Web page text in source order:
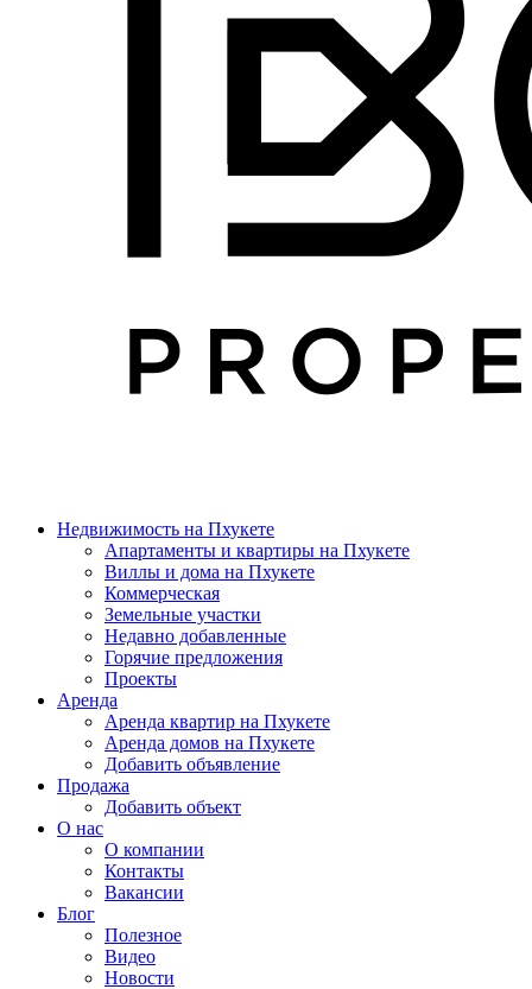
Недвижимость на Пхукете
Апартаменты и квартиры на Пхукете
Виллы и дома на Пхукете
Коммерческая
Земельные участки
Недавно добавленные
Горячие предложения
Проекты
Аренда
Аренда квартир на Пхукете
Аренда домов на Пхукете
Добавить объявление
Продажа
Добавить объект
О нас
О компании
Контакты
Вакансии
Блог
Полезное
Видео
Новости